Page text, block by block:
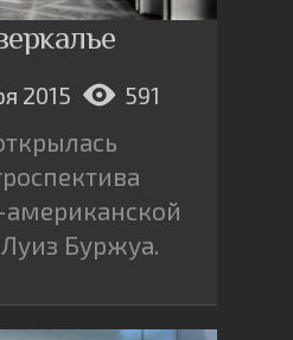
2015 591
Буржуа.